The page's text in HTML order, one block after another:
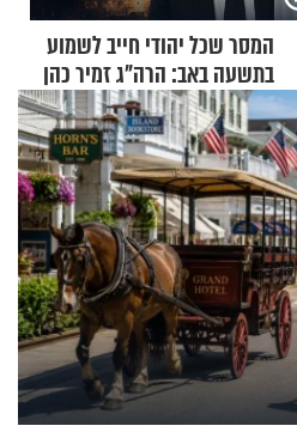
המסר שכל יהודי חייב לשמוע
בתשעה באב: הרה"ג זמיר כהן
בשיעור מיוחד